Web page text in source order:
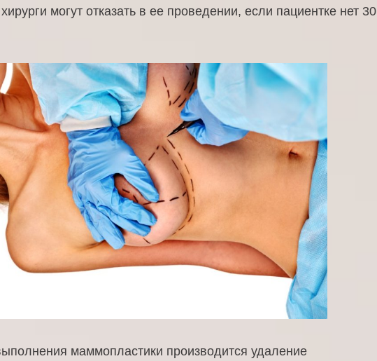
могут отказать в ее проведении, если пациентке нет 30
маммопластики производится удаление